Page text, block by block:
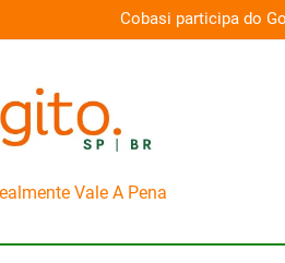
Cobasi participa do
Vale A Pena